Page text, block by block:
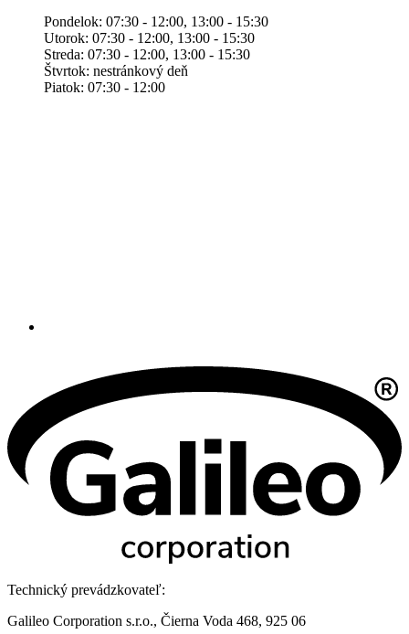
Pondelok: 07:30 - 12:00, 13:00 - 15:30
Utorok: 07:30 - 12:00, 13:00 - 15:30
Streda: 07:30 - 12:00, 13:00 - 15:30
Štvrtok: nestránkový deň
Piatok: 07:30 - 12:00
Technický prevádzkovateľ:
Galileo Corporation s.r.o., Čierna Voda 468, 925 06